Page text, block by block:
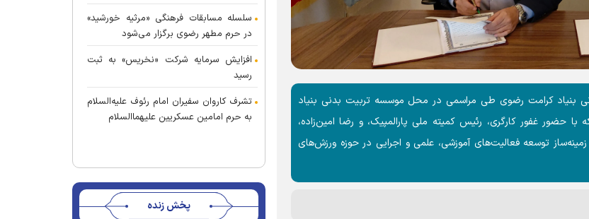
بنیاد کرامت رضوی طی مراسمی در محل موسسه تربیت بدنی بنیاد
غفور کارگری، رئیس کمیته ملی پارالمپیک، و رضا امین‌زاده،
توسعه فعالیت‌های آموزشی، علمی و اجرایی در حوزه ورزش‌های
سلسله مسابقات فرهنگی «مرثیه خورشید»
در حرم مطهر رضوی برگزار می‌شود
افزایش سرمایه شرکت «نخریس» به ثبت
رسید
تشرف کاروان سفیران امام رئوف علیه‌السلام
به حرم امامین عسکریین علیهماالسلام
پخش زنده